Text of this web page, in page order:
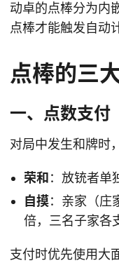
动卓的点棒分为内
点棒才能触发自动
点棒的三
一、点数支付
对局中发生和牌时
荣和 ：放铳者单
自摸：亲家（庄
倍，三名子家各
支付时优先使用大